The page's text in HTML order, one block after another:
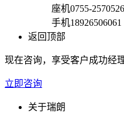
座机0755-
手机18926506061
返回顶部
现在咨询，享受客户成功经
立即咨询
关于瑞朗